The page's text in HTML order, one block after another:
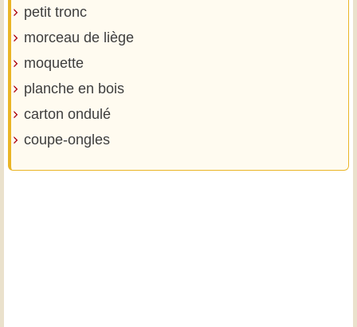
petit tronc
morceau de liège
moquette
planche en bois
carton ondulé
coupe-ongles